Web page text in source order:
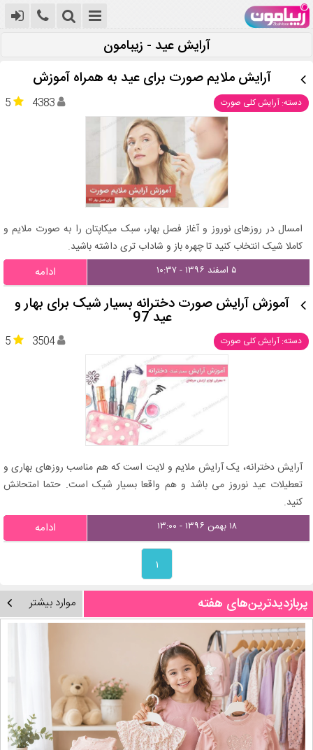
آرایش عید - زیبامون
آرایش ملایم صورت برای عید به همراه آموزش
دسته: آرایش کلی صورت 5 4383
امسال در روزهای نوروز و آغاز فصل بهار، سبک میکاپتان را به صورت ملایم و
کاملا شیک انتخاب کنید تا چهره باز و شاداب تری داشته باشید.
۵ اسفند ۱۳۹۶ - ۱۰:۳۷ ادامه
آموزش آرایش صورت دخترانه بسیار شیک برای بهار و
عید 97
دسته: آرایش کلی صورت 5 3504
آرایش دخترانه، یک آرایش ملایم و لایت است که هم مناسب روزهای بهاری و
تعطیلات عید نوروز می باشد و هم واقعا بسیار شیک است. حتما امتحانش
کنید.
۱۸ بهمن ۱۳۹۶ - ۱۳:۰۰ ادامه
۱
پربازدیدترین‌های هفته موارد بیشتر